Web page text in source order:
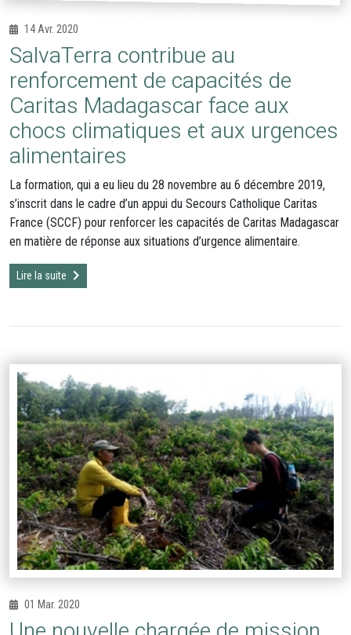
14 Avr. 2020
SalvaTerra contribue au
renforcement de capacités de
Caritas Madagascar face aux
chocs climatiques et aux urgences
alimentaires
La formation, qui a eu lieu du 28 novembre au 6 décembre 2019,
s’inscrit dans le cadre d’un appui du Secours Catholique Caritas
France (SCCF) pour renforcer les capacités de Caritas Madagascar
en matière de réponse aux situations d’urgence alimentaire.
Lire la suite
01 Mar. 2020